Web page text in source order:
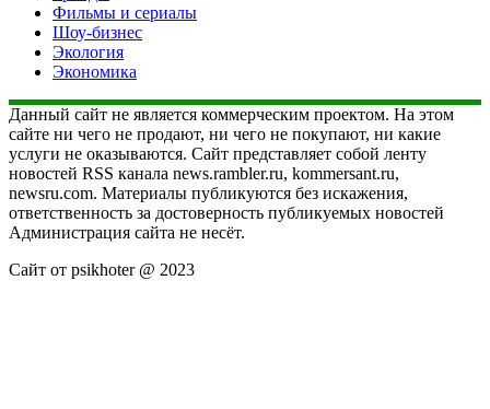
Фильмы и сериалы
Шоу-бизнес
Экология
Экономика
Данный сайт не является коммерческим проектом. На этом
сайте ни чего не продают, ни чего не покупают, ни какие
услуги не оказываются. Сайт представляет собой ленту
новостей RSS канала news.rambler.ru, kommersant.ru,
newsru.com. Материалы публикуются без искажения,
ответственность за достоверность публикуемых новостей
Администрация сайта не несёт.
Сайт от psikhoter @ 2023